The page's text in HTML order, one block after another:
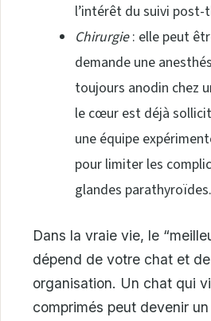
l’intérêt du suivi post-
Chirurgie: elle peut
demande une
toujours anodin chez
le cœur est déjà
une équipe
pour limiter les
glandes parathyroïdes.
Dans la vraie vie, le
dépend de votre chat et
organisation. Un chat qui
comprimés peut devenir